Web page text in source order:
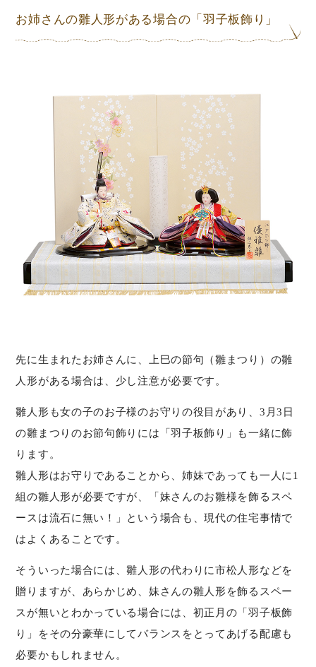
お姉さんの雛人形がある場合の「羽子板飾り」
先に生まれたお姉さんに、上巳の節句（雛まつり）の雛
人形がある場合は、少し注意が必要です。
雛人形も女の子のお子様のお守りの役目があり、3月3日
の雛まつりのお節句飾りには「羽子板飾り」も一緒に飾
ります。
雛人形はお守りであることから、姉妹であっても一人に1
組の雛人形が必要ですが、「妹さんのお雛様を飾るスペ
ースは流石に無い！」という場合も、現代の住宅事情で
はよくあることです。
そういった場合には、雛人形の代わりに市松人形などを
贈りますが、あらかじめ、妹さんの雛人形を飾るスペー
スが無いとわかっている場合には、初正月の「羽子板飾
り」をその分豪華にしてバランスをとってあげる配慮も
必要かもしれません。